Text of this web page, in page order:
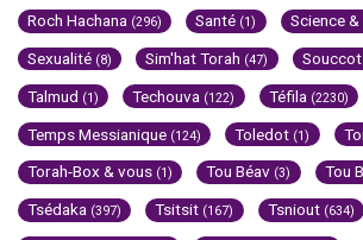
Roch Hachana (296) Santé (1) Science &
Sexualité (8) Sim'hat Torah (47) Souccot
Talmud (1) Techouva (122) Téfila (2230)
Temps Messianique (124) Toledot (1)
Torah-Box & vous (1) Tou Béav (3) Tou
Tsédaka (397) Tsitsit (167) Tsniout (634)